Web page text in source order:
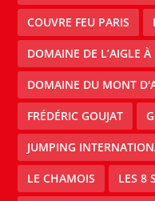
COUVRE FEU PARIS
DOMAINE DE L’AIGLE
DOMAINE DU MONT
FRÉDÉRIC GOUJAT
JUMPING
LE CHAMOIS LES 8